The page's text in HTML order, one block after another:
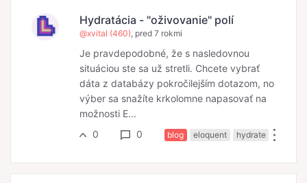
Hydratácia - "oživovanie" polí
@xvital (460) , pred 7 rokmi
Je pravdepodobné, že s nasledovnou
situáciou ste sa už stretli. Chcete vybrať
dáta z databázy pokročilejším dotazom, no
výber sa snažíte krkolomne napasovať na
možnosti E...
0
0 blog eloquent hydrate